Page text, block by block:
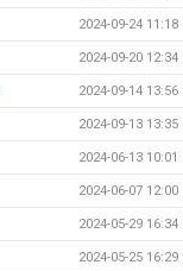
2024-09-24 11:18
2024-09-20 12:34
2024-09-14 13:56
2024-09-13 13:35
2024-06-13 10:01
2024-06-07 12:00
2024-05-29 16:34
2024-05-25 16:29